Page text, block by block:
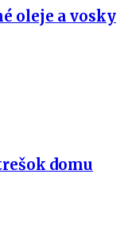
oleje a vosky
domu